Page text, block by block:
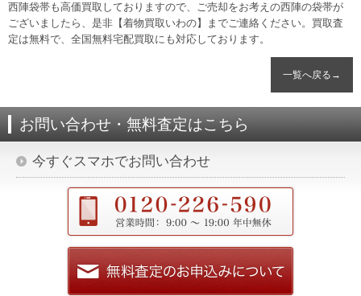
西陣袋帯も高価買取しておりますので、ご売却をお考えの西陣の袋帯が
ございましたら、是非【着物買取いわの】までご連絡ください。買取査
定は無料で、全国無料宅配買取にも対応しております。
一覧へ戻る→
お問い合わせ・無料査定はこちら
今すぐスマホでお問い合わせ